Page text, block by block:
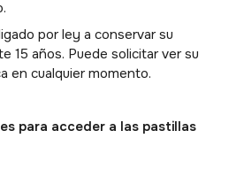
por ley a conservar su
15 años. Puede solicitar ver su
en cualquier momento.
para acceder a las pastillas